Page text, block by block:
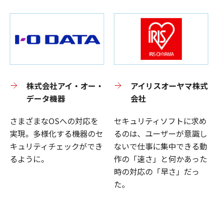
株式会社アイ・オー・
データ機器
さまざまなOSへの対応を
実現。多様化する機器のセ
キュリティチェックができ
るように。
アイリスオーヤマ株式
会社
セキュリティソフトに求め
るのは、ユーザーが意識し
ないで仕事に集中できる動
作の「速さ」と何かあった
時の対応の「早さ」だっ
た。